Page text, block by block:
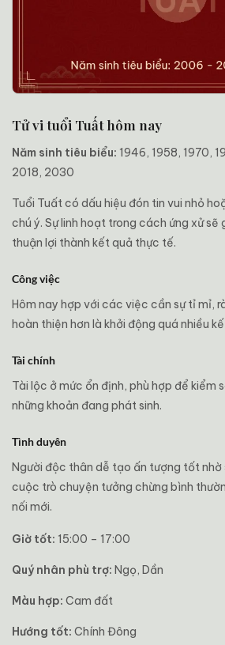
Tử vi tuổi Tuất hôm nay
Năm sinh tiêu biểu: 1946, 1958, 1970,
2018, 2030
Tuổi Tuất có dấu hiệu đón tin vui nhỏ
chú ý. Sự linh hoạt trong cách ứng xử sẽ
thuận lợi thành kết quả thực tế.
Công việc
Hôm nay hợp với các việc cần sự tỉ mỉ,
hoàn thiện hơn là khởi động quá nhiều
Tài chính
Tài lộc ở mức ổn định, phù hợp để kiểm
những khoản đang phát sinh.
Tình duyên
Người độc thân dễ tạo ấn tượng tốt nhờ
cuộc trò chuyện tưởng chừng bình
nối mới.
Giờ tốt: 15:00 – 17:00
Quý nhân phù trợ: Ngọ, Dần
Màu hợp: Cam đất
Hướng tốt: Chính Đông